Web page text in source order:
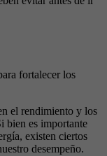
fortalecer los
el rendimiento y los
bien es importante
existen ciertos
desempeño.